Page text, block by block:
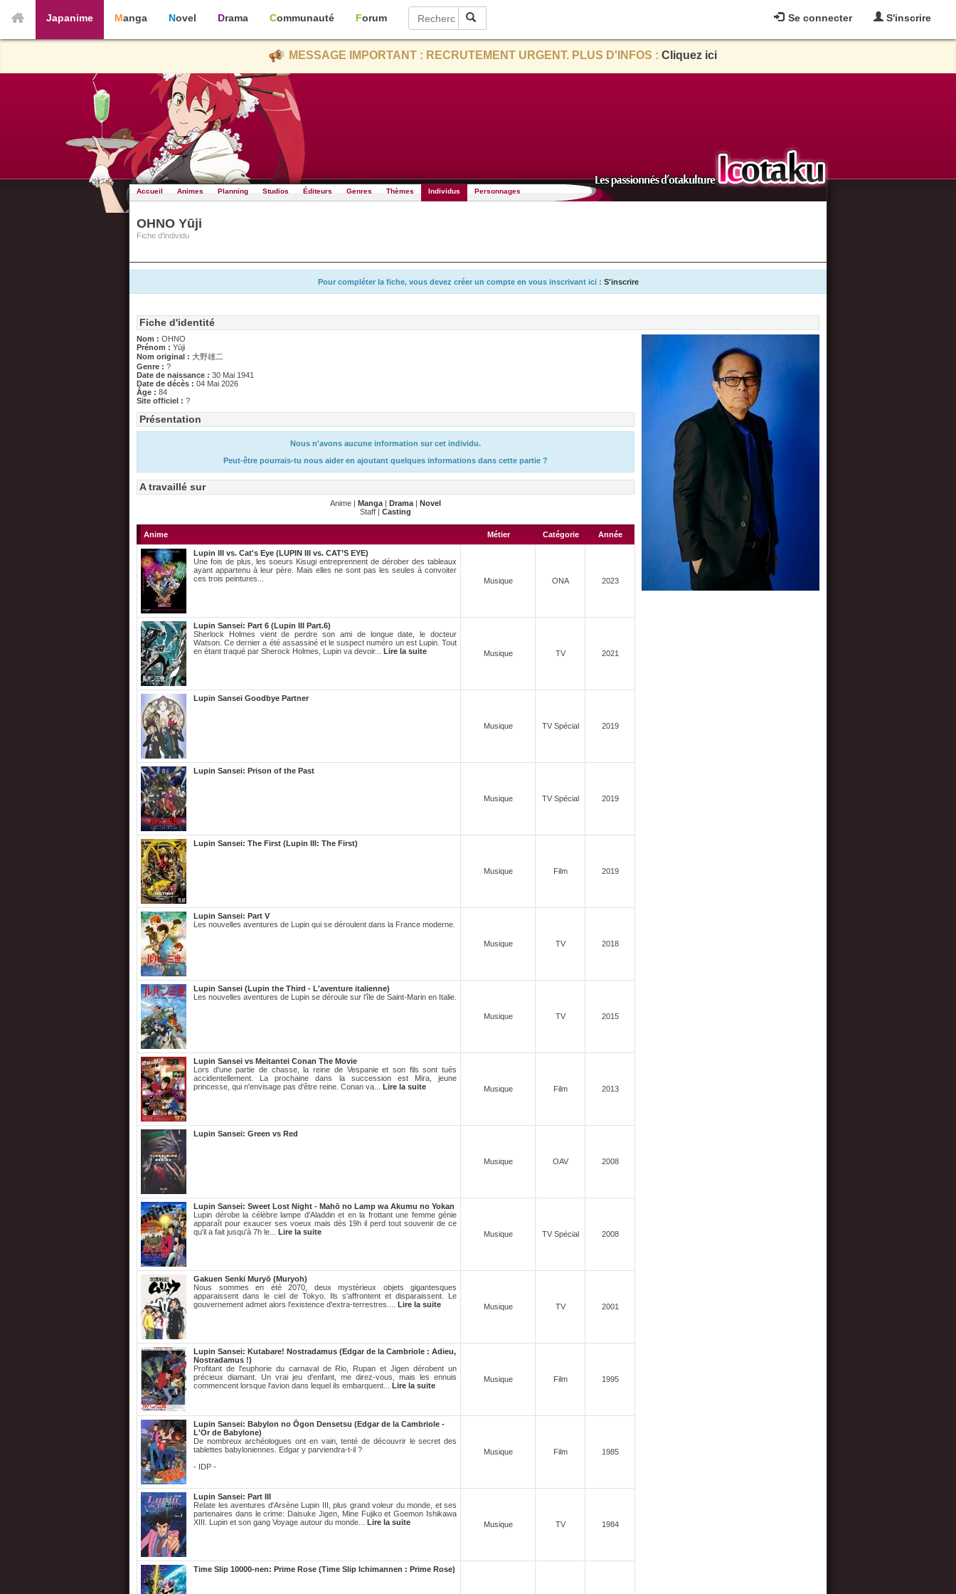
Se connecter S'inscrire
Japanime Manga Novel Drama Communauté Forum
MESSAGE IMPORTANT : RECRUTEMENT URGENT. PLUS D'INFOS : Cliquez ici
Accueil Animes Planning Studios Éditeurs Genres Thèmes Individus Personnages
OHNO Yūji
Fiche d'individu
Pour compléter la fiche, vous devez créer un compte en vous inscrivant ici : S'inscrire
Fiche d'identité
Nom : OHNO
Prénom : Yūji
Nom original : 大野雄二
Genre : ?
Date de naissance : 30 Mai 1941
Date de décès : 04 Mai 2026
Âge : 84
Site officiel : ?
Présentation
Nous n'avons aucune information sur cet individu.
Peut-être pourrais-tu nous aider en ajoutant quelques informations dans cette partie ?
A travaillé sur
Anime | Manga | Drama | Novel
Staff | Casting
Anime Métier Catégorie Année
Lupin III vs. Cat's Eye (LUPIN III vs. CAT’S EYE)
Une fois de plus, les soeurs Kisugi entreprennent de dérober des tableaux
ayant appartenu à leur père. Mais elles ne sont pas les seules à convoiter
ces trois peintures...
Musique ONA 2023
Lupin Sansei: Part 6 (Lupin III Part.6)
Sherlock Holmes vient de perdre son ami de longue date, le docteur
Watson. Ce dernier a été assassiné et le suspect numéro un est Lupin. Tout
en étant traqué par Sherock Holmes, Lupin va devoir... Lire la suite Musique TV 2021
Lupin Sansei Goodbye Partner
Musique TV Spécial 2019
Lupin Sansei: Prison of the Past
Musique TV Spécial 2019
Lupin Sansei: The First (Lupin III: The First)
Musique Film 2019
Lupin Sansei: Part V
Les nouvelles aventures de Lupin qui se déroulent dans la France moderne.
Musique TV 2018
Lupin Sansei (Lupin the Third - L'aventure italienne)
Les nouvelles aventures de Lupin se déroule sur l’île de Saint-Marin en Italie.
Musique TV 2015
Lupin Sansei vs Meitantei Conan The Movie
Lors d'une partie de chasse, la reine de Vespanie et son fils sont tués
accidentellement. La prochaine dans la succession est Mira, jeune
princesse, qui n'envisage pas d'être reine. Conan va... Lire la suite Musique Film 2013
Lupin Sansei: Green vs Red
Musique OAV 2008
Lupin Sansei: Sweet Lost Night - Mahō no Lamp wa Akumu no Yokan
Lupin dérobe la célèbre lampe d'Aladdin et en la frottant une femme génie
apparaît pour exaucer ses voeux mais dès 19h il perd tout souvenir de ce
qu'il a fait jusqu'à 7h le... Lire la suite Musique TV Spécial 2008
Gakuen Senki Muryō (Muryoh)
Nous sommes en été 2070, deux mystérieux objets gigantesques
apparaissent dans le ciel de Tokyo. Ils s'affrontent et disparaissent. Le
gouvernement admet alors l'existence d'extra-terrestres.... Lire la suite Musique TV 2001
Lupin Sansei: Kutabare! Nostradamus (Edgar de la Cambriole : Adieu,
Nostradamus !)
Profitant de l'euphorie du carnaval de Rio, Rupan et Jigen dérobent un
précieux diamant. Un vrai jeu d'enfant, me direz-vous, mais les ennuis
commencent lorsque l'avion dans lequel ils embarquent... Lire la suite
Musique Film 1995
Lupin Sansei: Babylon no Ōgon Densetsu (Edgar de la Cambriole -
L'Or de Babylone)
De nombreux archéologues ont en vain, tenté de découvrir le secret des
tablettes babyloniennes. Edgar y parviendra-t-il ?
- IDP -
Musique Film 1985
Lupin Sansei: Part III
Relate les aventures d'Arsène Lupin III, plus grand voleur du monde, et ses
partenaires dans le crime: Daisuke Jigen, Mine Fujiko et Goemon Ishikawa
XIII. Lupin et son gang Voyage autour du monde... Lire la suite Musique TV 1984
Time Slip 10000-nen: Prime Rose (Time Slip Ichimannen : Prime Rose)